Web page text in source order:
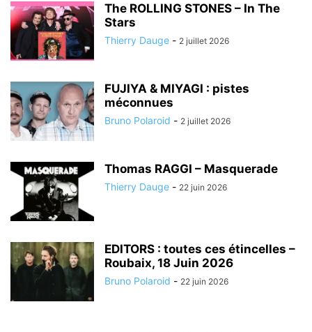
The ROLLING STONES – In The
Stars
Thierry Dauge - 2 juillet 2026
FUJIYA & MIYAGI : pistes
méconnues
Bruno Polaroid - 2 juillet 2026
Thomas RAGGI – Masquerade
Thierry Dauge - 22 juin 2026
EDITORS : toutes ces étincelles –
Roubaix, 18 Juin 2026
Bruno Polaroid - 22 juin 2026